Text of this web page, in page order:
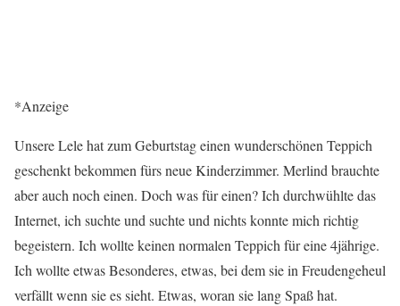
*Anzeige
Unsere Lele hat zum Geburtstag einen wunderschönen Teppich
geschenkt bekommen fürs neue Kinderzimmer. Merlind brauchte
aber auch noch einen. Doch was für einen? Ich durchwühlte das
Internet, ich suchte und suchte und nichts konnte mich richtig
begeistern. Ich wollte keinen normalen Teppich für eine 4jährige.
Ich wollte etwas Besonderes, etwas, bei dem sie in Freudengeheul
verfällt wenn sie es sieht. Etwas, woran sie lang Spaß hat.